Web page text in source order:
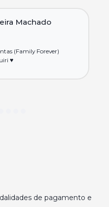
Machado
(Family Forever)
♥️
de pagamento e